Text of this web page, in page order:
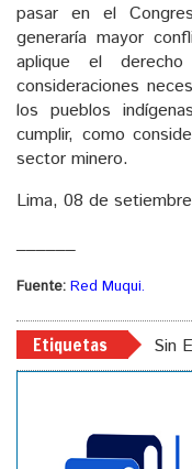
pasar en el
generaría mayor
aplique el
consideraciones
los pueblos
cumplir, como
sector minero.
Lima, 08 de
Fuente: Red Muqui.
Etiquetas Sin